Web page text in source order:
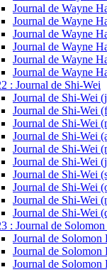
Journal de Wayne
Journal de Wayne
Journal de Wayne
Journal de Wayne
Journal de Wayne
Journal de Wayne
: Journal de Shi-Wei
Journal de Shi-Wei
Journal de Shi-Wei
Journal de Shi-Wei
Journal de Shi-Wei
Journal de Shi-Wei
Journal de Shi-Wei
Journal de Shi-Wei
Journal de Shi-Wei
Journal de Shi-Wei
Journal de Shi-Wei
: Journal de
Journal de
Journal de
Journal de Solomon